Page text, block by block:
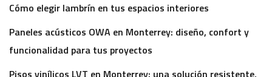
Cómo elegir lambrín en tus espacios interiores
Paneles acústicos OWA en Monterrey: diseño, confort y
funcionalidad para tus proyectos
Pisos vinílicos LVT en Monterrey: una solución resistente,